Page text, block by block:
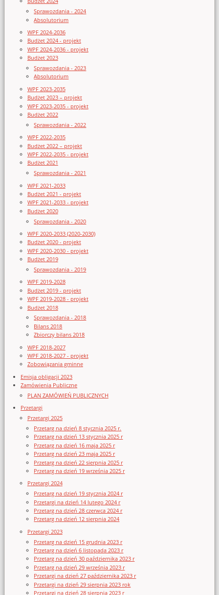
Sprawozdania - 2024
Absolutorium
WPF 2024-2036
Budżet 2024 - projekt
WPF 2024-2036 - projekt
Budżet 2023
Sprawozdania - 2023
Absolutorium
WPF 2023-2035
Budżet 2023 – projekt
WPF 2023-2035 - projekt
Budżet 2022
Sprawozdania - 2022
WPF 2022-2035
Budżet 2022 – projekt
WPF 2022-2035 - projekt
Budżet 2021
Sprawozdania - 2021
WPF 2021-2033
Budżet 2021 - projekt
WPF 2021-2033 - projekt
Budżet 2020
Sprawozdania - 2020
WPF 2020-2033 (2020-2030)
Budżet 2020 - projekt
WPF 2020-2030 - projekt
Budżet 2019
Sprawozdania - 2019
WPF 2019-2028
Budżet 2019 - projekt
WPF 2019-2028 - projekt
Budżet 2018
Sprawozdania - 2018
Bilans 2018
Zbiorczy bilans 2018
WPF 2018-2027
WPF 2018-2027 - projekt
Zobowiązania gminne
Emisja obligacji 2023
Zamówienia Publiczne
PLAN ZAMÓWIEŃ PUBLICZNYCH
Przetargi
Przetargi 2025
Przetarg na dzień 8 stycznia 2025 r.
Przetarg na dzień 13 stycznia 2025 r
Przetarg na dzień 16 maja 2025 r
Przetarg na dzień 23 maja 2025 r
Przetarg na dzień 22 sierpnia 2025 r
Przetarg na dzień 19 września 2025 r
Przetargi 2024
Przetarg na dzień 19 stycznia 2024 r
Przetargi na dzień 14 lutego 2024 r
Przetarg na dzień 28 czerwca 2024 r
Przetarg na dzień 12 sierpnia 2024
Przetargi 2023
Przetarg na dzień 15 grudnia 2023 r
Przetarg na dzień 6 listopada 2023 r
Przetarg na dzień 30 października 2023 r
Przetarg na dzień 29 września 2023 r
Przetargi na dzień 27 października 2023 r
Przetargi na dzień 29 sierpnia 2023 rok
Przetargi na dzień 28 sierpnia 2023 r